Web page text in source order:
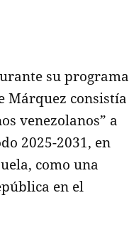
su programa
Márquez consistía
venezolanos” a
2025-2031, en
como una
en el